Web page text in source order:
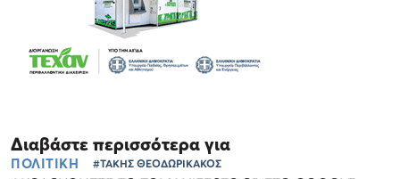
Διαβάστε περισσότερα για
ΠΟΛΙΤΙΚΗ #ΤΑΚΗΣ ΘΕΟΔΩΡΙΚΑΚΟΣ